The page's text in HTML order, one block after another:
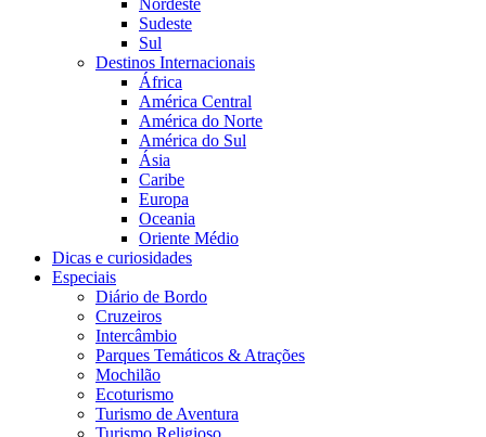
Nordeste
Sudeste
Sul
Destinos Internacionais
África
América Central
América do Norte
América do Sul
Ásia
Caribe
Europa
Oceania
Oriente Médio
Dicas e curiosidades
Especiais
Diário de Bordo
Cruzeiros
Intercâmbio
Parques Temáticos & Atrações
Mochilão
Ecoturismo
Turismo de Aventura
Turismo Religioso